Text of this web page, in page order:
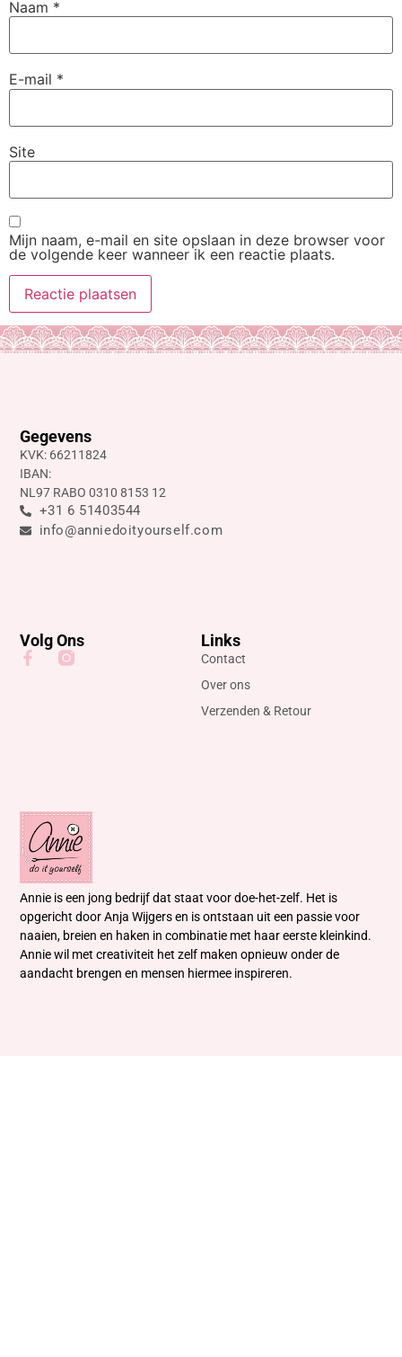
Naam *
E-mail *
Site
Mijn naam, e-mail en site opslaan in deze browser voor
de volgende keer wanneer ik een reactie plaats.
Annie is een jong bedrijf dat staat voor doe-het-zelf. Het is
opgericht door Anja Wijgers en is ontstaan uit een passie voor
naaien, breien en haken in combinatie met haar eerste kleinkind.
Annie wil met creativiteit het zelf maken opnieuw onder de
aandacht brengen en mensen hiermee inspireren.
Links
Contact
Over ons
Verzenden & Retour
Gegevens
KVK: 66211824
IBAN:
NL97 RABO 0310 8153 12
+31 6 51403544
info@anniedoityourself.com
Volg Ons